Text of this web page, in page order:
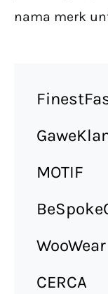
nama merk
MOTIF
WooWear
CERCA